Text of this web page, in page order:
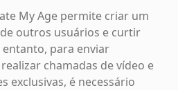
My Age permite criar um
outros usuários e curtir
para enviar
chamadas de vídeo e
exclusivas, é necessário